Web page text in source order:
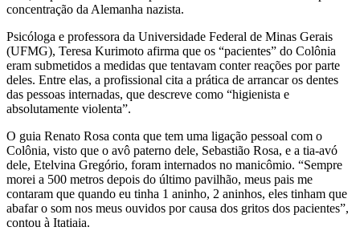
concentração da Alemanha nazista.
Psicóloga e professora da Universidade Federal de Minas Gerais
(UFMG), Teresa Kurimoto afirma que os “pacientes” do Colônia
eram submetidos a medidas que tentavam conter reações por parte
deles. Entre elas, a profissional cita a prática de arrancar os dentes
das pessoas internadas, que descreve como “higienista e
absolutamente violenta”.
O guia Renato Rosa conta que tem uma ligação pessoal com o
Colônia, visto que o avô paterno dele, Sebastião Rosa, e a tia-avó
dele, Etelvina Gregório, foram internados no manicômio. “Sempre
morei a 500 metros depois do último pavilhão, meus pais me
contaram que quando eu tinha 1 aninho, 2 aninhos, eles tinham que
abafar o som nos meus ouvidos por causa dos gritos dos pacientes”,
contou à Itatiaia.